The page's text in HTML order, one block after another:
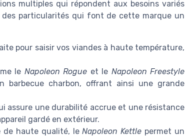
multiples qui répondent aux besoins variés
des particularités qui font de cette marque un
pour saisir vos viandes à haute température,
le Napoleon Rogue et le Napoleon Freestyle
charbon, offrant ainsi une grande
assure une durabilité accrue et une résistance
gardé en extérieur.
de haute qualité, leNapoleon Kettle permet un